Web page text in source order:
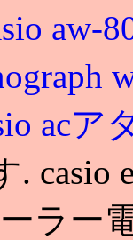
aw-
acア
. casio
ラー